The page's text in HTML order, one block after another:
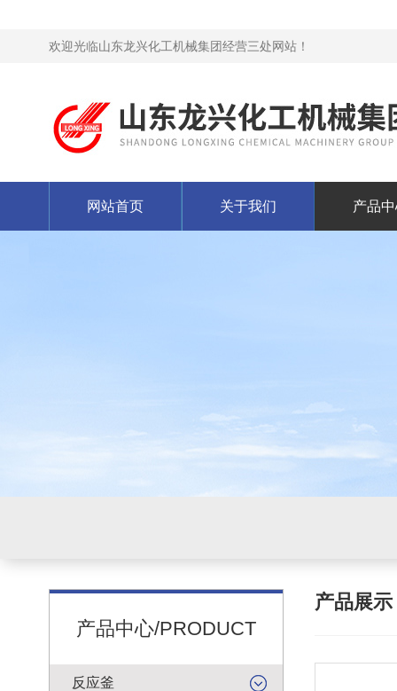
欢迎光临山东龙兴化工机械集团经营三处网站！
网站首页 关于我们 产品
产品中心/PRODUCT
反应釜
产品展示